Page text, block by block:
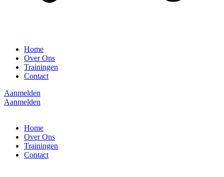
Home
Over Ons
Trainingen
Contact
Aanmelden
Aanmelden
Home
Over Ons
Trainingen
Contact